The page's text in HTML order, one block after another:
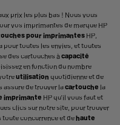
prix les plus bas ! Nous vous
vos imprimantes de marque HP
pour imprimantes HP,
pour toutes les envies, et toutes
des cartouches àcapacité
en fonction du nombre
utilisation quotidienne et de
assure de trouver lacartouche la
imprimante HP qu'il vous faut et
clics sur notre site, pour trouver
toute concurrence et dehaute